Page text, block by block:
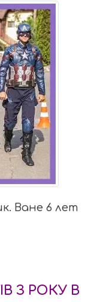
Праздник для
З РОКУ В